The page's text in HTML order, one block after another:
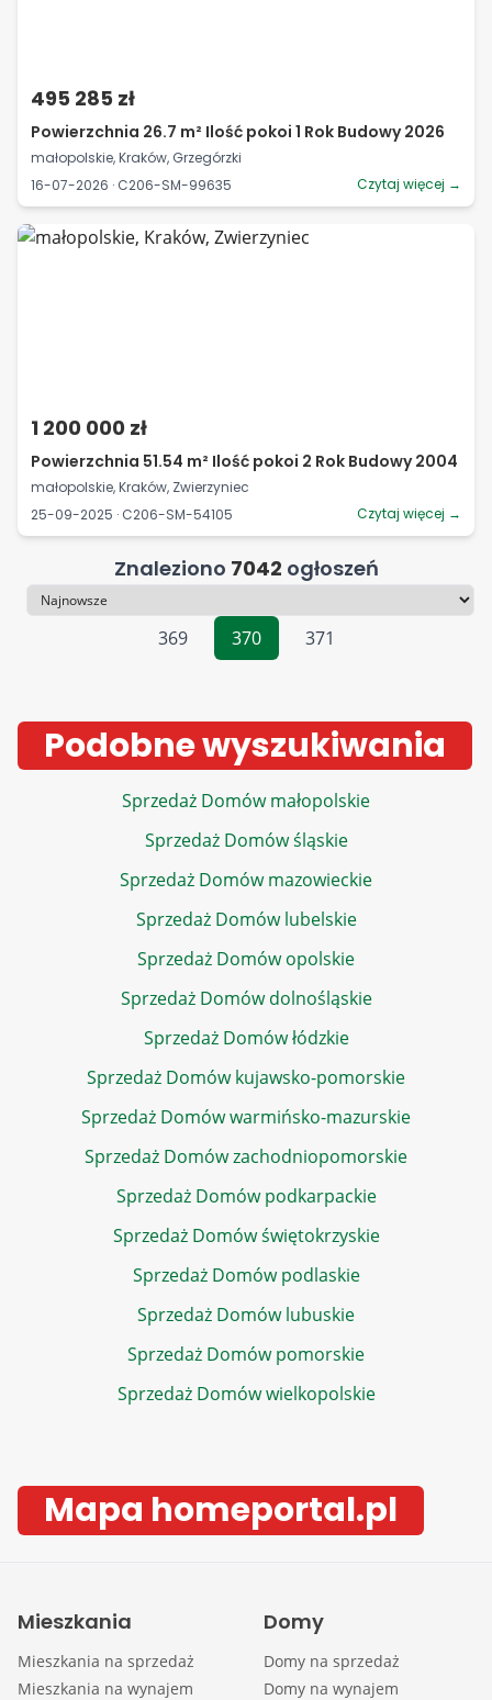
495 285 zł
Powierzchnia 26.7 m² Ilość pokoi 1 Rok Budowy 2026
małopolskie, Kraków, Grzegórzki
16-07-2026 · C206-SM-99635
Czytaj więcej →
1 200 000 zł
Powierzchnia 51.54 m² Ilość pokoi 2 Rok Budowy 2004
małopolskie, Kraków, Zwierzyniec
25-09-2025 · C206-SM-54105
Czytaj więcej →
Znaleziono 7042 ogłoszeń
Sortowanie
369
370 371
Podobne wyszukiwania
Sprzedaż Domów małopolskie
Sprzedaż Domów śląskie
Sprzedaż Domów mazowieckie
Sprzedaż Domów lubelskie
Sprzedaż Domów opolskie
Sprzedaż Domów dolnośląskie
Sprzedaż Domów łódzkie
Sprzedaż Domów kujawsko-pomorskie
Sprzedaż Domów warmińsko-mazurskie
Sprzedaż Domów zachodniopomorskie
Sprzedaż Domów podkarpackie
Sprzedaż Domów świętokrzyskie
Sprzedaż Domów podlaskie
Sprzedaż Domów lubuskie
Sprzedaż Domów pomorskie
Sprzedaż Domów wielkopolskie
Mapa homeportal.pl
Mieszkania
Mieszkania na sprzedaż
Mieszkania na wynajem
Domy
Domy na sprzedaż
Domy na wynajem